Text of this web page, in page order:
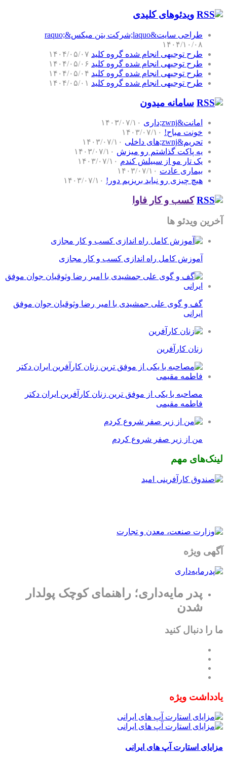
ویدئوهای کلیدی
طراحی سایت&laquo;شرکت بتن میکس&raquo;
۱۴۰۴/۱۰/۰۸
طرح توجیهی انجام شده گروه کلید ۱۴۰۴/۰۵/۰۷
طرح توجیهی انجام شده گروه کلید ۱۴۰۴/۰۵/۰۶
طرح توجیهی انجام شده گروه کلید ۱۴۰۴/۰۵/۰۴
طرح توجیهی انجام شده گروه کلید ۱۴۰۴/۰۵/۰۱
سامانه میدون
امانت&zwnj;داری
۱۴۰۳/۰۷/۱۰
خونت مباح! ۱۴۰۳/۰۷/۱۰
تحریم&zwnj;های داخلی
۱۴۰۳/۰۷/۱۰
یه پاکت گذاشتم رو میزش ۱۴۰۳/۰۷/۱۰
یک تار مو از سبیلش کندم ۱۴۰۳/۰۷/۱۰
بیماری عادت ۱۴۰۳/۰۷/۱۰
هیچ چیزی رو نباید بریزیم دور! ۱۴۰۳/۰۷/۱۰
کسب و کار فاوا
آخرین ویدئو ها
آموزش کامل راه اندازی کسب و کار مجازی
گف و گوی علی جمشیدی با امیر رضا وثوقیان جوان موفق
ایرانی
زنان کارآفرین
مصاحبه با یکی از موفق ترین زنان کارآفرین ایران دکتر
فاطمه مقیمی
من از زیر صفر شروع کردم
لینک‌های مهم
آگهی ویژه
پدر مایه‌داری؛ راهنمای کوچک پولدار
شدن
ما را دنبال کنید
یادداشت ویژه
مزایای استارت آپ های ایرانی